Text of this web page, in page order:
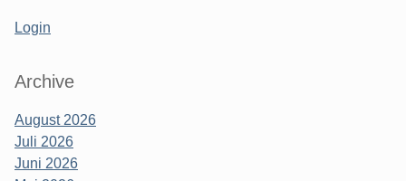
Login
Archive
August 2026
Juli 2026
Juni 2026